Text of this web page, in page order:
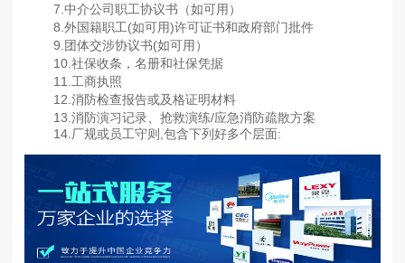
7.中介公司职工协议书（如可用）
8.外国籍职工(如可用)许可证书和政府部门批件
9.团体交涉协议书(如可用）
10.社保收条，名册和社保凭据
11.工商执照
12.消防检查报告或及格证明材料
13.消防演习记录、抢救演练/应急消防疏散方案
14.厂规或员工守则,包含下列好多个层面: